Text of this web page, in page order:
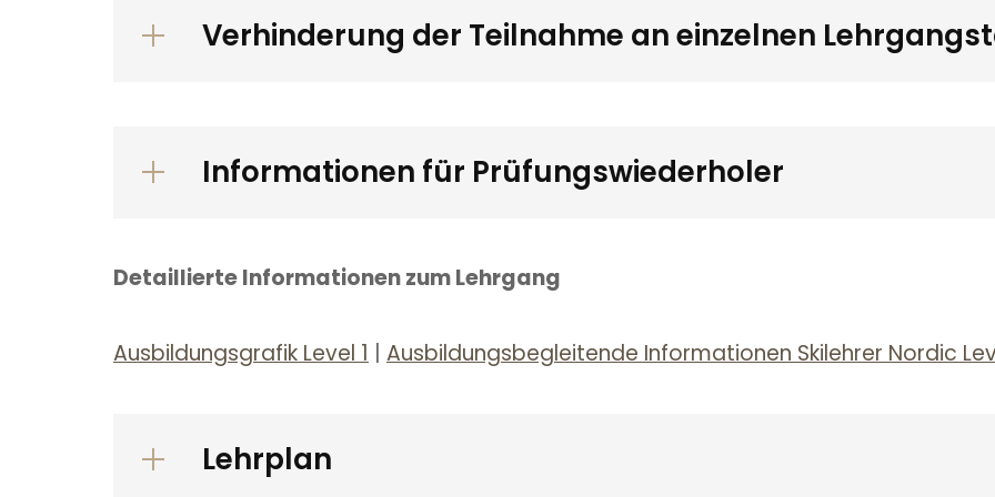
Verhinderung der Teilnahme an einzelnen
Informationen für Prüfungswiederholer
Detaillierte Informationen zum Lehrgang
Ausbildungsgrafik Level 1 Ausbildungsbegleitende Informationen Skilehrer Nordic
Lehrplan